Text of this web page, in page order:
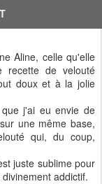
corail, 2
Aline, celle qu'elle
recette de velouté
doux et à la jolie
j'ai eu envie de
une même base,
qui, du coup,
juste sublime pour
addictif.